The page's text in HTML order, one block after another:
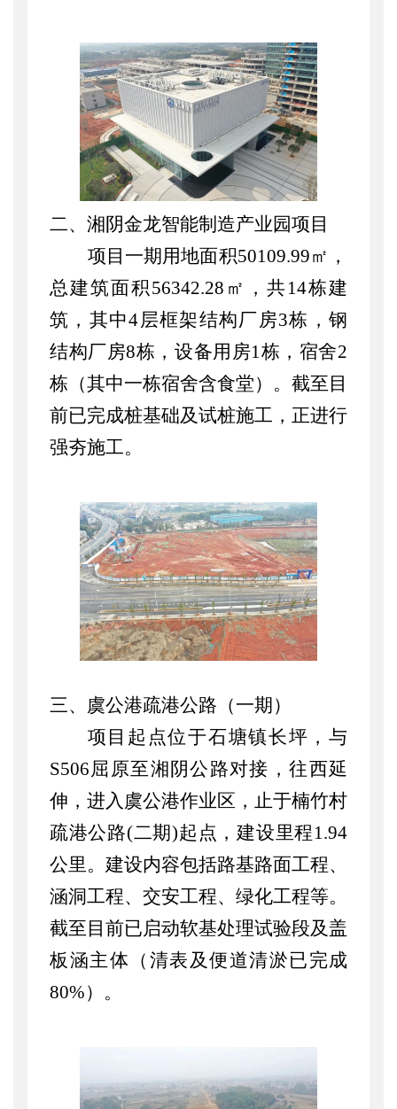
二、湘阴金龙智能制造产业园项目
项目一期用地面积50109.99㎡，
总建筑面积56342.28㎡，共14栋建
筑，其中4层框架结构厂房3栋，钢
结构厂房8栋，设备用房1栋，宿舍2
栋（其中一栋宿舍含食堂）。截至目
前已完成桩基础及试桩施工，正进行
强夯施工。
三、虞公港疏港公路（一期）
项目起点位于石塘镇长坪，与
S506屈原至湘阴公路对接，往西延
伸，进入虞公港作业区，止于楠竹村
疏港公路(二期)起点，建设里程1.94
公里。建设内容包括路基路面工程、
涵洞工程、交安工程、绿化工程等。
截至目前已启动软基处理试验段及盖
板涵主体（清表及便道清淤已完成
80%）。